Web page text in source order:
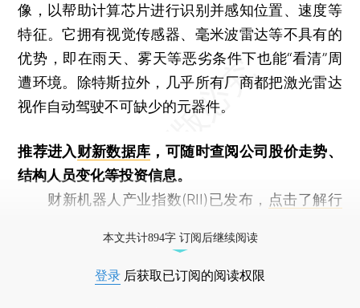
像，以帮助计算芯片进行识别并感知位置、速度等
特征。它拥有视觉传感器、毫米波雷达等不具有的
优势，即在雨天、雾天等恶劣条件下也能“看清”周
遭环境。除特斯拉外，几乎所有厂商都把激光雷达
视作自动驾驶不可缺少的元器件。
推荐进入财新数据库 ，可随时查阅公司股价走势、
结构人员变化等投资信息。
财新机器人产业指数(RII)已发布， 点击了解行
本文共计894字 订阅后继续阅读
登录 后获取已订阅的阅读权限